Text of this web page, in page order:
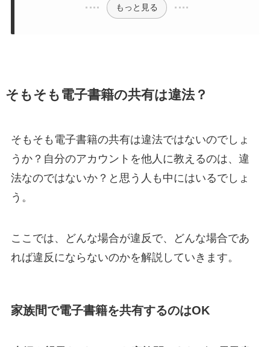
もっと見る
そもそも電子書籍の共有は違法？
そもそも電子書籍の共有は違法ではないのでしょ
うか？自分のアカウントを他人に教えるのは、違
法なのではないか？と思う人も中にはいるでしょ
う。
ここでは、どんな場合が違反で、どんな場合であ
れば違反にならないのかを解説していきます。
家族間で電子書籍を共有するのはOK